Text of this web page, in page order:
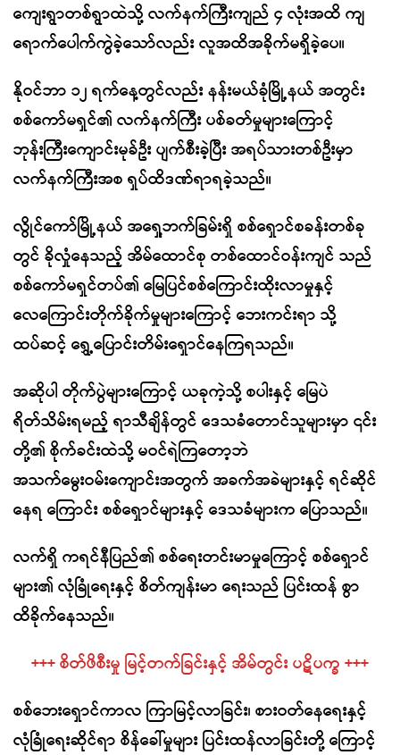
ကျေးရွာတစ်ရွာထဲသို့ လက်နက်ကြီးကျည် ၄ လုံးအထိ ကျ
ရောက်ပေါက်ကွဲခဲ့သော်လည်း လူအထိအခိုက်မရှိခဲ့ပေ။
နိုဝင်ဘာ ၁၂ ရက်နေ့တွင်လည်း နန်းမယ်ခုံမြို့နယ် အတွင်း
စစ်ကော်မရှင်၏ လက်နက်ကြီး ပစ်ခတ်မှုများကြောင့်
ဘုန်းကြီးကျောင်းမုခ်ဦး ပျက်စီးခဲ့ပြီး အရပ်သားတစ်ဦးမှာ
လက်နက်ကြီးအစ ရှပ်ထိဒဏ်ရာရခဲ့သည်။
လွိုင်ကော်မြို့နယ် အရှေ့ဘက်ခြမ်းရှိ စစ်ရှောင်စခန်းတစ်ခု
တွင် ခိုလှုံနေသည့် အိမ်ထောင်စု တစ်ထောင်ဝန်းကျင် သည်
စစ်ကော်မရှင်တပ်၏ မြေပြင်စစ်ကြောင်းထိုးလာမှုနှင့်
လေကြောင်းတိုက်ခိုက်မှုများကြောင့် ဘေးကင်းရာ သို့
ထပ်ဆင့် ရွှေ့ပြောင်းတိမ်းရှောင်နေကြရသည်။
အဆိုပါ တိုက်ပွဲများကြောင့် ယခုကဲ့သို့ စပါးနှင့် မြေပဲ
ရိတ်သိမ်းရမည့် ရာသီချိန်တွင် ဒေသခံတောင်သူများမှာ ၎င်း
တို့၏ စိုက်ခင်းထဲသို့ မဝင်ရဲကြတော့ဘဲ
အသက်မွေးဝမ်းကျောင်းအတွက် အခက်အခဲများနှင့် ရင်ဆိုင်
နေရ ကြောင်း စစ်ရှောင်များနှင့် ဒေသခံများက ပြောသည်။
လက်ရှိ ကရင်နီပြည်၏ စစ်ရေးတင်းမာမှုကြောင့် စစ်ရှောင်
များ၏ လုံခြုံရေးနှင့် စိတ်ကျန်းမာ ရေးသည် ပြင်းထန် စွာ
ထိခိုက်နေသည်။
+++ စိတ်ဖိစီးမှု မြင့်တက်ခြင်းနှင့် အိမ်တွင်း ပဋိပက္ခ +++
စစ်ဘေးရှောင်ကာလ ကြာမြင့်လာခြင်း၊ စားဝတ်နေရေးနှင့်
လုံခြုံရေးဆိုင်ရာ စိန်ခေါ်မှုများ ပြင်းထန်လာခြင်းတို့ ကြောင့်